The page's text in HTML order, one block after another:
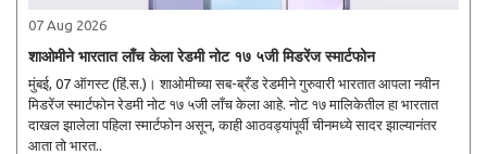
07 Aug 2026
शाओमीने भारतात लाँच केला रेडमी नोट १७ ५जी मिडरेंज स्मार्टफोन
मुंबई, 07 ऑगस्ट (हिं.स.)। शाओमीच्या सब-ब्रँड रेडमीने गुरुवारी भारतात आपला नवीन
मिडरेंज स्मार्टफोन रेडमी नोट १७ ५जी लाँच केला आहे. नोट १७ मालिकेतील हा भारतात
दाखल झालेला पहिला स्मार्टफोन असून, काही आठवड्यांपूर्वी चीनमध्ये सादर झाल्यानंतर
आता तो भारत..